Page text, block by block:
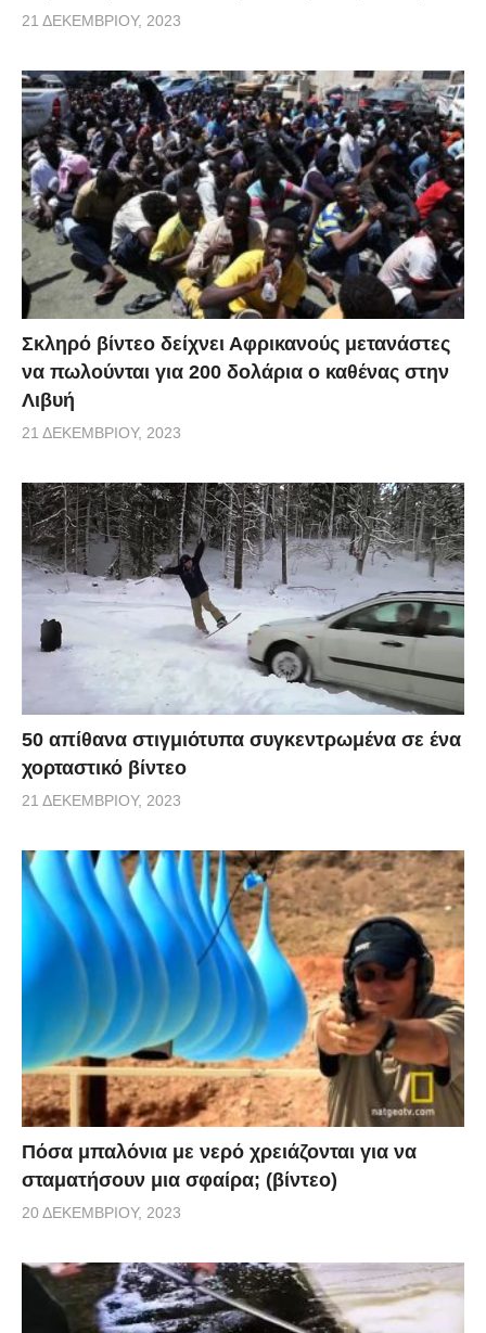
21 ΔΕΚΕΜΒΡΊΟΥ, 2023
Σκληρό βίντεο δείχνει Αφρικανούς μετανάστες
να πωλούνται για 200 δολάρια ο καθένας στην
Λιβυή
21 ΔΕΚΕΜΒΡΊΟΥ, 2023
50 απίθανα στιγμιότυπα συγκεντρωμένα σε ένα
χορταστικό βίντεο
21 ΔΕΚΕΜΒΡΊΟΥ, 2023
Πόσα μπαλόνια με νερό χρειάζονται για να
σταματήσουν μια σφαίρα; (βίντεο)
20 ΔΕΚΕΜΒΡΊΟΥ, 2023